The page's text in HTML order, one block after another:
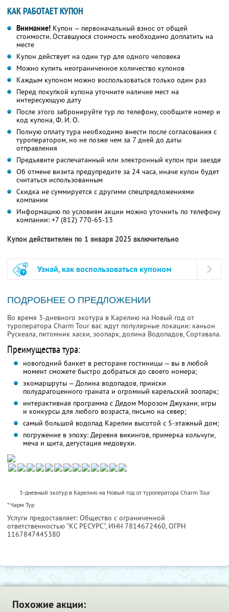
КАК РАБОТАЕТ КУПОН
Внимание! Купон — первоначальный взнос от общей
стоимости. Оставшуюся стоимость необходимо доплатить на
месте
Купон действует на один тур для одного человека
Можно купить неограниченное количество купонов
Каждым купоном можно воспользоваться только один раз
Перед покупкой купона уточните наличие мест на
интересующую дату
После этого забронируйте тур по телефону, сообщите номер и
код купона,Ф. И. О.
Полную оплату тура необходимо внести после согласования с
туроператором, но не позже чем за 7 дней до даты
отправления
Предъявите распечатанный или электронный купон при заезде
Об отмене визита предупредите за 24 часа, иначе купон будет
считаться использованным
Скидка не суммируется с другими спецпредложениями
компании
Информацию по условиям акции можно уточнить по телефону
компании: +7 (812) 770-65-13
Купон действителен по 1 января 2025 включительно
Узнай, как воспользоваться купоном
ПОДРОБНЕЕ О ПРЕДЛОЖЕНИИ
Во время 3-дневного экотура в Карелию на Новый год от
туроператора Charm Tour вас ждут популярные локации: каньон
Рускеала, питомник хаски, зоопарк, долина Водопадов, Сортавала.
Преимущества тура:
новогодний банкет в ресторане гостиницы — вы в любой
момент сможете быстро добраться до своего номера;
экомаршруты — Долина водопадов, прииски
полудрагоценного граната и огромный карельский зоопарк;
интерактивная программа с Дедом Морозом Джухани, игры
и конкурсы для любого возраста, письмо на север;
самый большой водопад Карелии высотой с 5-этажный дом;
погружение в эпоху: Деревня викингов, примерка кольчуги,
меча и щита, дегустация медовухи.
3-дневный экотур в Карелию на Новый год от туроператора Charm Tour
* Чарм Тур
Услуги предоставляет: Общество с ограниченной
ответственностью "КС РЕСУРС", ИНН 7814672460, ОГРН
1167847445380
Похожие акции: